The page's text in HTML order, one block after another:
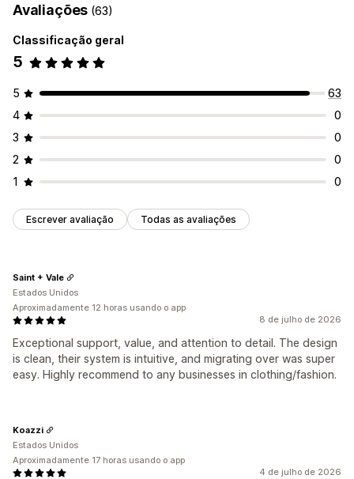
Avaliações (63)
Classificação geral
5
5
63
4
0
3
0
2
0
1
0
Escrever avaliação Todas as avaliações
8 de julho de 2026
Exceptional support, value, and attention to detail. The design
is clean, their system is intuitive, and migrating over was super
easy. Highly recommend to any businesses in clothing/fashion.
Saint + Vale
Estados Unidos
Aproximadamente 12 horas usando o app
4 de julho de 2026
Koazzi
Estados Unidos
Aproximadamente 17 horas usando o app